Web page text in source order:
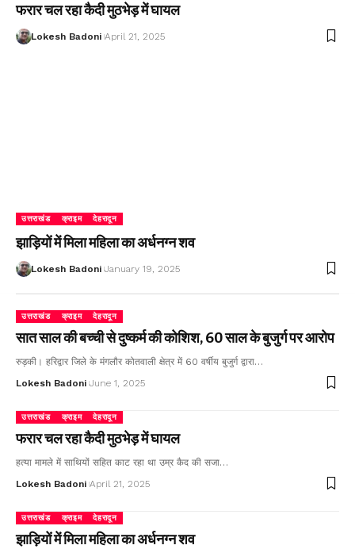
फरार चल रहा कैदी मुठभेड़ में घायल
Lokesh Badoni April 21, 2025
उत्तराखंड क्राइम देहरादून
झाड़ियों में मिला महिला का अर्धनग्न शव
Lokesh Badoni January 19, 2025
उत्तराखंड क्राइम देहरादून
सात साल की बच्ची से दुष्कर्म की कोशिश, 60 साल के बुजुर्ग पर आरोप
रुड़की। हरिद्वार जिले के मंगलौर कोतवाली क्षेत्र में 60 वर्षीय बुजुर्ग द्वारा…
Lokesh Badoni June 1, 2025
उत्तराखंड क्राइम देहरादून
फरार चल रहा कैदी मुठभेड़ में घायल
हत्या मामले में साथियों सहित काट रहा था उम्र कैद की सजा…
Lokesh Badoni April 21, 2025
उत्तराखंड क्राइम देहरादून
झाड़ियों में मिला महिला का अर्धनग्न शव